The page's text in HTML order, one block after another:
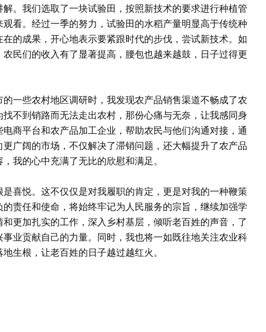
。我们选取了一块试验田，按照新技术的要求进行种植管
看。经过一季的努力，试验田的水稻产量明显高于传统种
的成果，开心地表示要紧跟时代的步伐，尝试新技术。如
民们的收入有了显著提高，腰包也越来越鼓，日子过得更
一些农村地区调研时，我发现农产品销售渠道不畅成了农
不到销路而无法走出农村，那份心痛与无奈，让我感同身
商平台和农产品加工企业，帮助农民与他们沟通对接，通
广阔的市场，不仅解决了滞销问题，还大幅提升了农产品
我的心中充满了无比的欣慰和满足。
喜悦。这不仅仅是对我履职的肯定，更是对我的一种鞭策
责任和使命，将始终牢记为人民服务的宗旨，继续加强学
更加扎实的工作，深入乡村基层，倾听老百姓的声音，了
业贡献自己的力量。同时，我也将一如既往地关注农业科
生根，让老百姓的日子越过越红火。